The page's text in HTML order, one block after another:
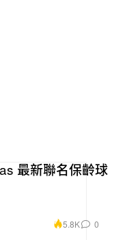
最新聯名保齡球
5.8K 0